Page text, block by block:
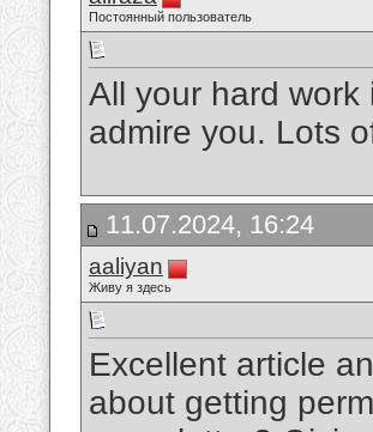
Постоянный пользователь
All your hard
admire you. Lots
11.07.2024, 16:24
aaliyan
Живу я здесь
Excellent article
about getting